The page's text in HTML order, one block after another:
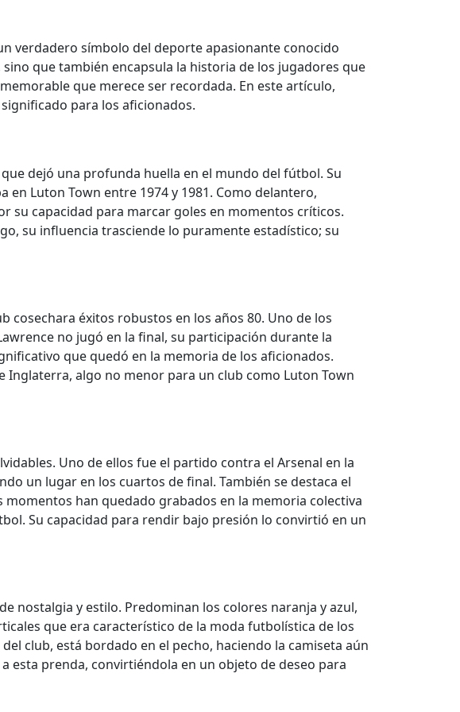
verdadero símbolo del deporte apasionante conocido
que también encapsula la historia de los jugadores que
que merece ser recordada. En este artículo,
para los aficionados.
dejó una profunda huella en el mundo del fútbol. Su
Luton Town entre 1974 y 1981. Como delantero,
su capacidad para marcar goles en momentos críticos.
su influencia trasciende lo puramente estadístico; su
cosechara éxitos robustos en los años 80. Uno de los
no jugó en la final, su participación durante la
que quedó en la memoria de los aficionados.
Inglaterra, algo no menor para un club como Luton Town
Uno de ellos fue el partido contra el Arsenal en la
un lugar en los cuartos de final. También se destaca el
han quedado grabados en la memoria colectiva
Su capacidad para rendir bajo presión lo convirtió en un
nostalgia y estilo. Predominan los colores naranja y azul,
que era característico de la moda futbolística de los
club, está bordado en el pecho, haciendo la camiseta aún
esta prenda, convirtiéndola en un objeto de deseo para